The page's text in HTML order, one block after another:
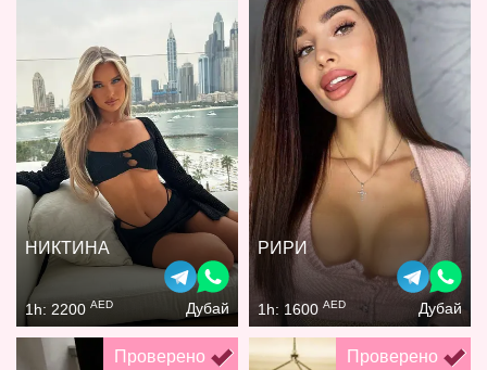
НИКТИНА
1h: 2200 AED Дубай
РИРИ
1h: 1600 AED Дубай
Проверено Проверено